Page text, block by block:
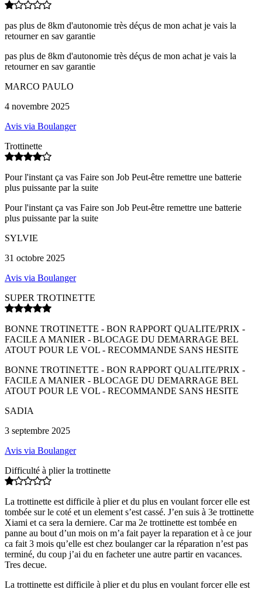
pas plus de 8km d'autonomie très déçus de mon achat je vais la
retourner en sav garantie
pas plus de 8km d'autonomie très déçus de mon achat je vais la
retourner en sav garantie
MARCO PAULO
4 novembre 2025
Avis via Boulanger
Trottinette
Pour l'instant ça vas Faire son Job Peut-être remettre une batterie
plus puissante par la suite
Pour l'instant ça vas Faire son Job Peut-être remettre une batterie
plus puissante par la suite
SYLVIE
31 octobre 2025
Avis via Boulanger
SUPER TROTINETTE
BONNE TROTINETTE - BON RAPPORT QUALITE/PRIX -
FACILE A MANIER - BLOCAGE DU DEMARRAGE BEL
ATOUT POUR LE VOL - RECOMMANDE SANS HESITE
BONNE TROTINETTE - BON RAPPORT QUALITE/PRIX -
FACILE A MANIER - BLOCAGE DU DEMARRAGE BEL
ATOUT POUR LE VOL - RECOMMANDE SANS HESITE
SADIA
3 septembre 2025
Avis via Boulanger
Difficulté à plier la trottinette
La trottinette est difficile à plier et du plus en voulant forcer elle est
tombée sur le coté et un element s’est cassé. J’en suis à 3e trottinette
Xiami et ca sera la derniere. Car ma 2e trottinette est tombée en
panne au bout d’un mois on m’a fait payer la reparation et à ce jour
ca fait 3 mois qu’elle est chez boulanger car la réparation n’est pas
terminé, du coup j’ai du en facheter une autre partir en vacances.
Tres decue.
La trottinette est difficile à plier et du plus en voulant forcer elle est